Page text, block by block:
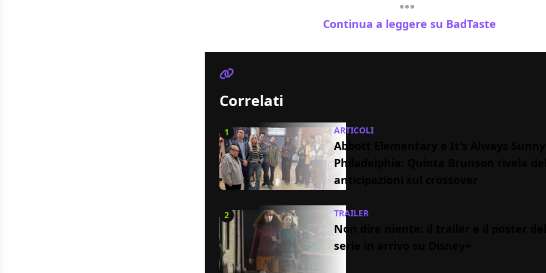
Continua a leggere su BadTaste
Correlati
1 ARTICOLI
Abbott Elementary e It's Always Sunny
Philadelphia: Quinta Brunson rivela
anticipazioni sul crossover
2 TRAILER
Non dire niente: il trailer e il poster
serie in arrivo su Disney+